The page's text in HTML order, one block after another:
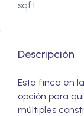
sqft
Descripción
Esta finca en
opción para
múltiples